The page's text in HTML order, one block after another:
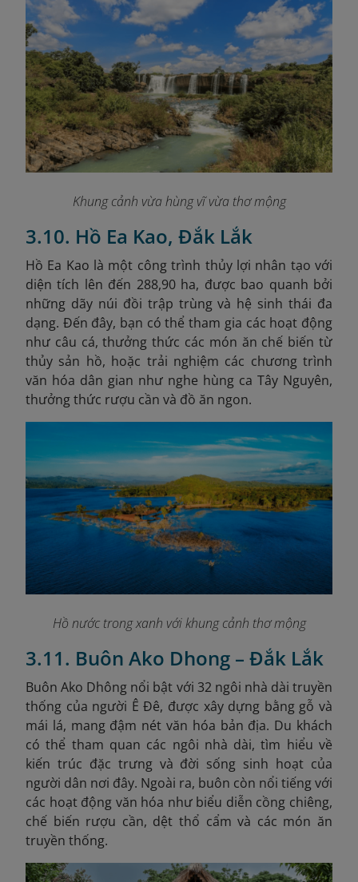
Khung cảnh vừa hùng vĩ vừa thơ mộng
3.10. Hồ Ea Kao, Đắk Lắk
Hồ Ea Kao là một công trình thủy lợi nhân tạo với
diện tích lên đến 288,90 ha, được bao quanh bởi
những dãy núi đồi trập trùng và hệ sinh thái đa
dạng. Đến đây, bạn có thể tham gia các hoạt động
như câu cá, thưởng thức các món ăn chế biến từ
thủy sản hồ, hoặc trải nghiệm các chương trình
văn hóa dân gian như nghe hùng ca Tây Nguyên,
thưởng thức rượu cần và đồ ăn ngon.
Hồ nước trong xanh với khung cảnh thơ mộng
3.11. Buôn Ako Dhong – Đắk Lắk
Buôn Ako Dhông nổi bật với 32 ngôi nhà dài truyền
thống của người Ê Đê, được xây dựng bằng gỗ và
mái lá, mang đậm nét văn hóa bản địa. Du khách
có thể tham quan các ngôi nhà dài, tìm hiểu về
kiến trúc đặc trưng và đời sống sinh hoạt của
người dân nơi đây. Ngoài ra, buôn còn nổi tiếng với
các hoạt động văn hóa như biểu diễn cồng chiêng,
chế biến rượu cần, dệt thổ cẩm và các món ăn
truyền thống.